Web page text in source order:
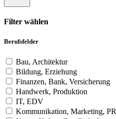
Filter wählen
Berufsfelder
Bau, Architektur
Bildung, Erziehung
Finanzen, Bank, Versicherung
Handwerk, Produktion
IT, EDV
Kommunikation, Marketing, PR